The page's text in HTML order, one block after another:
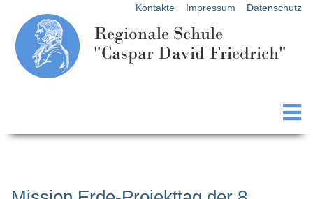
Kontakte Impressum Datenschutz
Regionale Schule
"Caspar David Friedrich"